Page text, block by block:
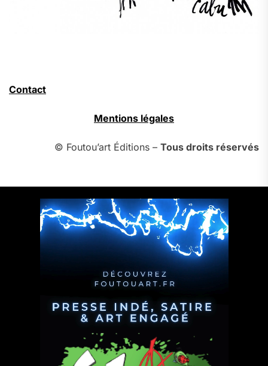
Contact
Mentions légales
© Foutou’art Éditions – Tous droits réservés